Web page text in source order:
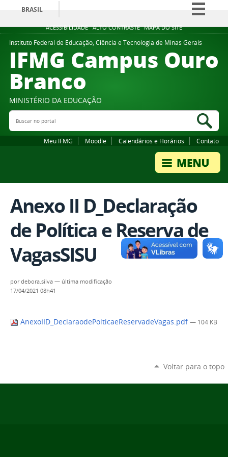
ACESSIBILIDADE ALTO CONTRASTE MAPA DO SITE
BRASIL
Simplifique!
Comunica BR
Participe
Instituto Federal de Educação, Ciência e Tecnologia de Minas Gerais
IFMG Campus Ouro
Branco
MINISTÉRIO DA EDUCAÇÃO
Buscar no portal
Meu IFMG Moodle Calendários e Horários Contato
Anexo II D_Declaração
de Política e Reserva de
VagasSISU
pordebora.silva — última modificação
17/04/2021 08h41
AnexoIID_DeclaraodePolticaeReservadeVagas.pdf — 104 KB
Voltar para o topo